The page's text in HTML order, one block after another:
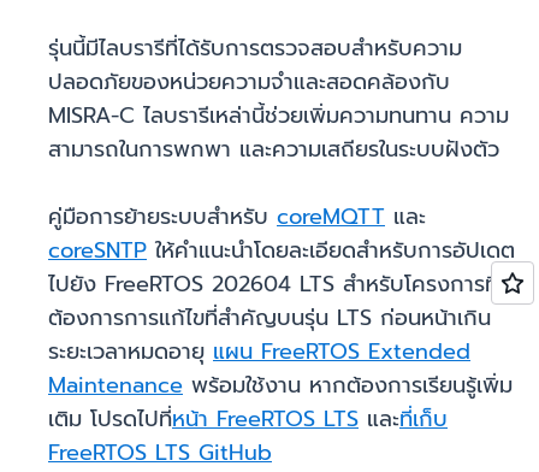
รุ่นนี้มีไลบรารีที่ได้รับการตรวจสอบสำหรับความ
ปลอดภัยของหน่วยความจำและสอดคล้องกับ
MISRA-C ไลบรารีเหล่านี้ช่วยเพิ่มความทนทาน ความ
สามารถในการพกพา และความเสถียรในระบบฝังตัว
คู่มือการย้ายระบบสำหรับ coreMQTT และ
coreSNTP ให้คำแนะนำโดยละเอียดสำหรับการอัปเดต
ไปยัง FreeRTOS 202604 LTS สำหรับโครงการที่
ต้องการการแก้ไขที่สำคัญบนรุ่น LTS ก่อนหน้าเกิน
ระยะเวลาหมดอายุ แผน FreeRTOS Extended
Maintenance พร้อมใช้งาน หากต้องการเรียนรู้เพิ่ม
เติม โปรดไปที่หน้า FreeRTOS LTS และที่เก็บ
FreeRTOS LTS GitHub